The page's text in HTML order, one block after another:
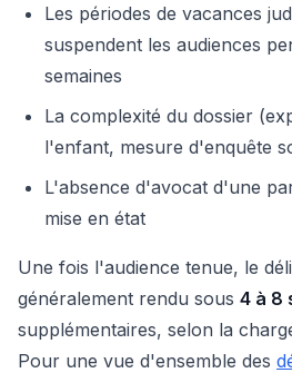
Les périodes de vacances
suspendent les audiences
semaines
La complexité du dossier
l'enfant, mesure d'enquête
L'absence d'avocat d'une
mise en état
Une fois l'audience tenue, le
généralement rendu sous 4 à 8
supplémentaires, selon la
Pour une vue d'ensemble des